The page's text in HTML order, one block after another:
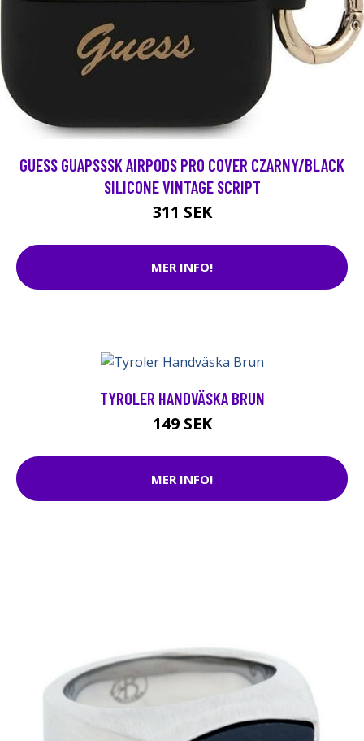
GUESS GUAPSSSK AIRPODS PRO COVER CZARNY/BLACK
SILICONE VINTAGE SCRIPT
311 SEK
MER INFO!
TYROLER HANDVÄSKA BRUN
149 SEK
MER INFO!